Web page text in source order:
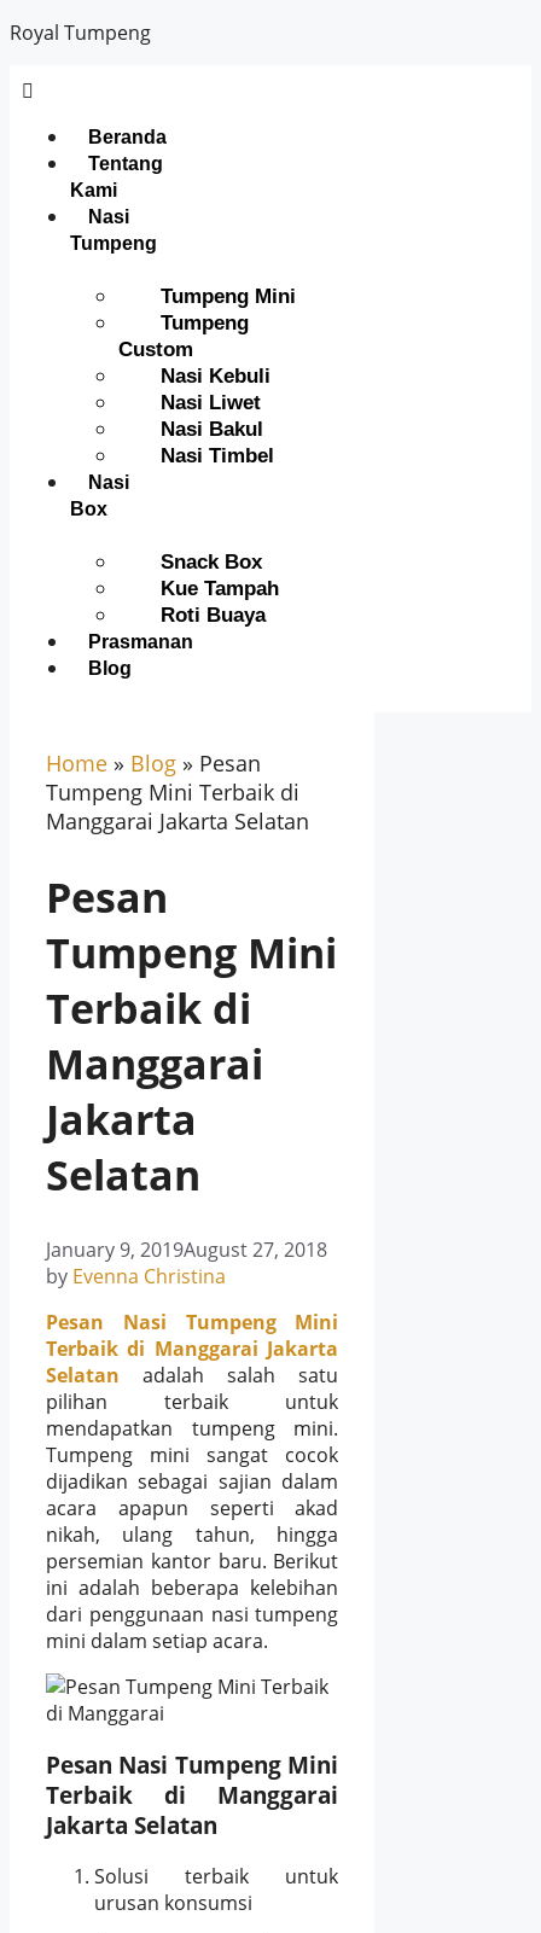
Royal Tumpeng
Beranda
Tentang
Kami
Nasi
Tumpeng
Tumpeng Mini
Tumpeng
Custom
Nasi Kebuli
Nasi Liwet
Nasi Bakul
Nasi Timbel
Nasi
Box
Snack Box
Kue Tampah
Roti Buaya
Prasmanan
Blog
Home » Blog » Pesan
Tumpeng Mini Terbaik di
Manggarai Jakarta Selatan
Pesan
Tumpeng Mini
Terbaik di
Manggarai
Jakarta
Selatan
January 9, 2019August 27, 2018
by Evenna Christina
Pesan Nasi Tumpeng Mini
Terbaik di Manggarai Jakarta
Selatan
adalah salah satu
pilihan terbaik untuk
mendapatkan tumpeng mini.
Tumpeng mini sangat cocok
dijadikan sebagai sajian dalam
acara apapun seperti akad
nikah, ulang tahun, hingga
persemian kantor baru. Berikut
ini adalah beberapa kelebihan
dari penggunaan nasi tumpeng
mini dalam setiap acara.
Pesan Nasi Tumpeng Mini
Terbaik di Manggarai
Jakarta Selatan
Solusi terbaik untuk
urusan konsumsi